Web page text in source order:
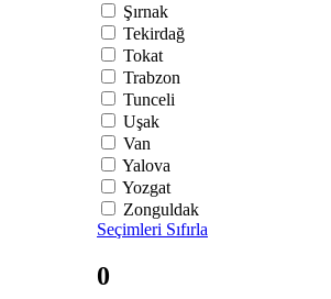
Şırnak
Tekirdağ
Tokat
Trabzon
Tunceli
Uşak
Van
Yalova
Yozgat
Zonguldak
Seçimleri Sıfırla
0